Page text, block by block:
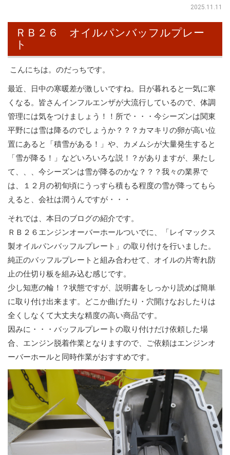
2025.11.11
ＲＢ２６ オイルパンバッフルプレー
ト
こんにちは。のだっちです。
最近、日中の寒暖差が激しいですね。日が暮れると一気に寒
くなる。皆さんインフルエンザが大流行しているので、体調
管理には気をつけましょう！！所で・・・今シーズンは関東
平野には雪は降るのでしょうか？？？カマキリの卵が高い位
置にあると「積雪がある！」や、カメムシが大量発生すると
「雪が降る！」などいろいろな説！？がありますが、果たし
て、、、今シーズンは雪が降るのかな？？？我々の業界で
は、１２月の初旬頃にうっすら積もる程度の雪が降ってもら
えると、会社は潤うんですが・・・
それでは、本日のブログの紹介です。
ＲＢ２６エンジンオーバーホールついでに、「レイマックス
製オイルパンバッフルプレート」の取り付けを行いました。
純正のバッフルプレートと組み合わせて、オイルの片寄れ防
止の仕切り板を組み込む感じです。
少し知恵の輪！？状態ですが、説明書をしっかり読めば簡単
に取り付け出来ます。どこか曲げたり・穴開けなおしたりは
全くしなくて大丈夫な精度の高い商品です。
因みに・・・バッフルプレートの取り付けだけ依頼した場
合、エンジン脱着作業となりますので、ご依頼はエンジンオ
ーバーホールと同時作業がおすすめです。